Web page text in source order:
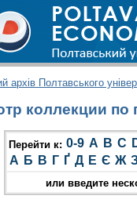
архів Полтавського
коллекции по
Перейти к: 0-9 A B C
А Б В Г Ґ Д Е Є Ж
или введите